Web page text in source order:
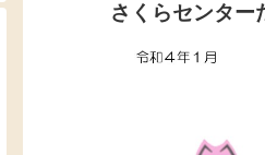
さくらセンタ